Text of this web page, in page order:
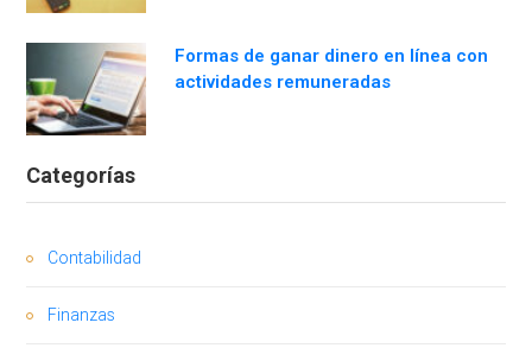
Formas de ganar dinero en línea con
actividades remuneradas
Categorías
Contabilidad
Finanzas